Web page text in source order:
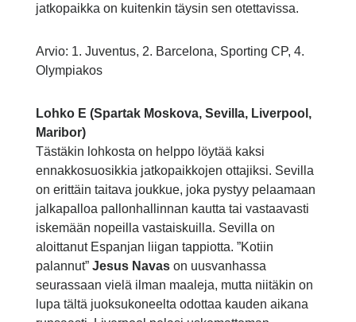
jatkopaikka on kuitenkin täysin sen otettavissa.
Arvio: 1. Juventus, 2. Barcelona, Sporting CP, 4.
Olympiakos
Lohko E (Spartak Moskova, Sevilla, Liverpool,
Maribor)
Tästäkin lohkosta on helppo löytää kaksi
ennakkosuosikkia jatkopaikkojen ottajiksi. Sevilla
on erittäin taitava joukkue, joka pystyy pelaamaan
jalkapalloa pallonhallinnan kautta tai vastaavasti
iskemään nopeilla vastaiskuilla. Sevilla on
aloittanut Espanjan liigan tappiotta. ”Kotiin
palannut” Jesus Navason uusvanhassa
seurassaan vielä ilman maaleja, mutta niitäkin on
lupa tältä juoksukoneelta odottaa kauden aikana